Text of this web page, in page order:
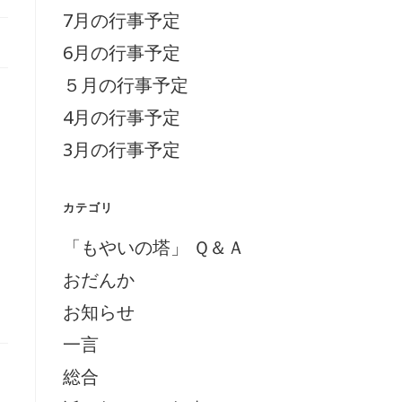
7月の行事予定
6月の行事予定
５月の行事予定
4月の行事予定
3月の行事予定
カテゴリ
「もやいの塔」 Ｑ＆Ａ
おだんか
お知らせ
一言
総合